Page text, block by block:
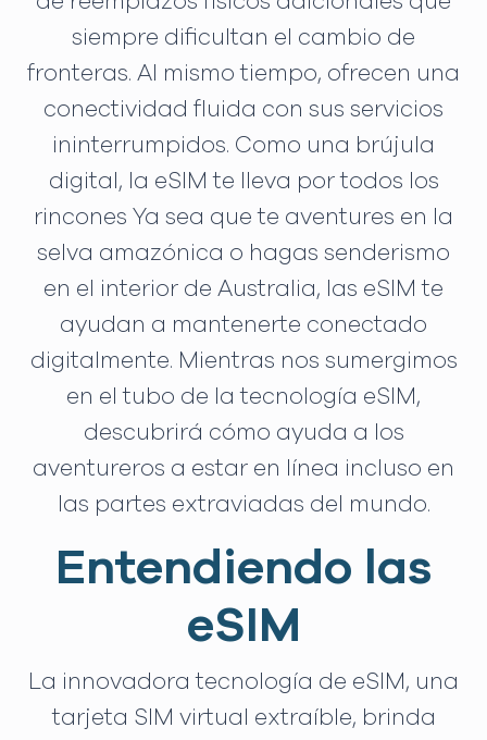
siempre dificultan el cambio de
fronteras. Al mismo tiempo, ofrecen una
conectividad fluida con sus servicios
ininterrumpidos. Como una brújula
digital, la eSIM te lleva por todos los
rincones Ya sea que te aventures en la
selva amazónica o hagas senderismo
en el interior de Australia, las eSIM te
ayudan a mantenerte conectado
digitalmente. Mientras nos sumergimos
en el tubo de la tecnología eSIM,
descubrirá cómo ayuda a los
aventureros a estar en línea incluso en
las partes extraviadas del mundo.
Entendiendo las
eSIM
La innovadora tecnología de eSIM, una
tarjeta SIM virtual extraíble, brinda